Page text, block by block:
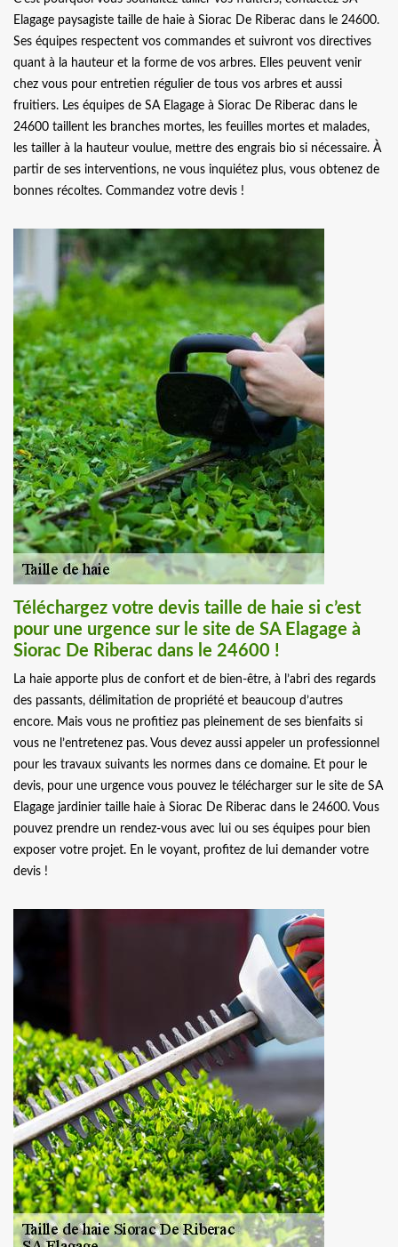
Elagage paysagiste taille de haie à Siorac De Riberac dans le 24600.
Ses équipes respectent vos commandes et suivront vos directives
quant à la hauteur et la forme de vos arbres. Elles peuvent venir
chez vous pour entretien régulier de tous vos arbres et aussi
fruitiers. Les équipes de SA Elagage à Siorac De Riberac dans le
24600 taillent les branches mortes, les feuilles mortes et malades,
les tailler à la hauteur voulue, mettre des engrais bio si nécessaire. À
partir de ses interventions, ne vous inquiétez plus, vous obtenez de
bonnes récoltes. Commandez votre devis !
Téléchargez votre devis taille de haie si c’est
pour une urgence sur le site de SA Elagage à
Siorac De Riberac dans le 24600 !
La haie apporte plus de confort et de bien-être, à l’abri des regards
des passants, délimitation de propriété et beaucoup d’autres
encore. Mais vous ne profitiez pas pleinement de ses bienfaits si
vous ne l’entretenez pas. Vous devez aussi appeler un professionnel
pour les travaux suivants les normes dans ce domaine. Et pour le
devis, pour une urgence vous pouvez le télécharger sur le site de SA
Elagage jardinier taille haie à Siorac De Riberac dans le 24600. Vous
pouvez prendre un rendez-vous avec lui ou ses équipes pour bien
exposer votre projet. En le voyant, profitez de lui demander votre
devis !